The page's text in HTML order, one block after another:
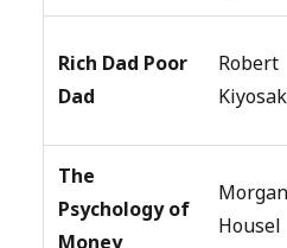
Rich Dad Poor
Dad
Robert
The
Psychology of
Morgan
Housel